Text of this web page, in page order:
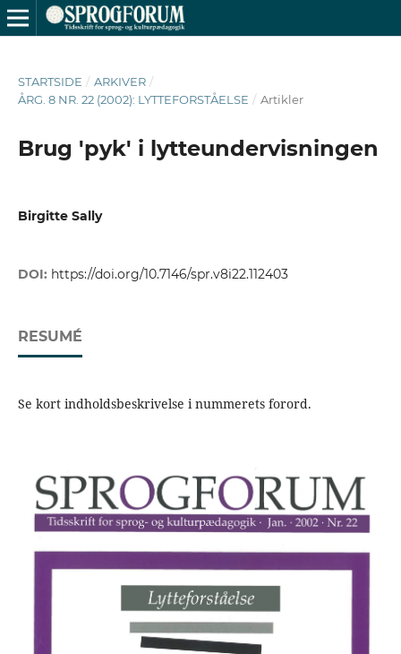
STARTSIDE / ARKIVER /
ÅRG. 8 NR. 22 (2002): LYTTEFORSTÅELSE / Artikler
Brug 'pyk' i lytteundervisningen
Birgitte Sally
DOI: https://doi.org/10.7146/spr.v8i22.112403
RESUMÉ
Se kort indholdsbeskrivelse i nummerets forord.